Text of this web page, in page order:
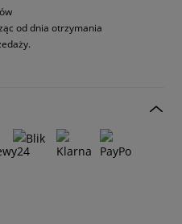
od dnia otrzymania